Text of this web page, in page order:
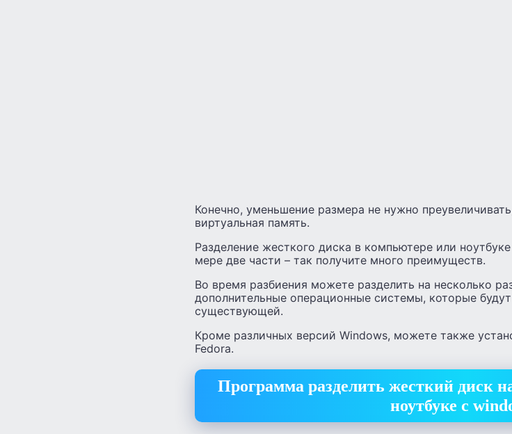
Конечно, уменьшение размера не нужно
виртуальная память.
Разделение жесткого диска в компьютере или
мере две части – так получите много преимуществ.
Во время разбиения можете разделить на несколько
дополнительные операционные системы, которые
существующей.
Кроме различных версий Windows, можете также
Fedora.
Программа разделить жесткий диск
ноутбуке с